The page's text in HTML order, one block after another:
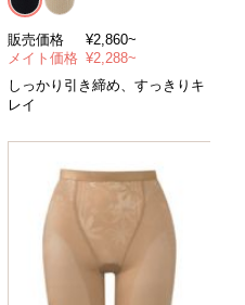
販売価格
¥2,860~
メイト価格 ¥2,288~
しっかり引き締め、すっきりキ
レイ